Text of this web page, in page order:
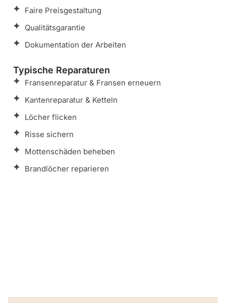
Typische Reparaturen
Fransenreparatur & Fransen erneuern
Kantenreparatur & Ketteln
Löcher flicken
Risse sichern
Mottenschäden beheben
Brandlöcher reparieren
Faire Preisgestaltung
Qualitätsgarantie
Dokumentation der Arbeiten